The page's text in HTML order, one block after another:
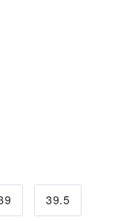
39.5